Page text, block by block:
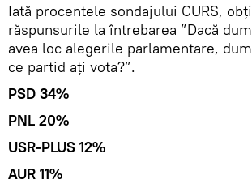
Iată procentele sondajului CURS,
răspunsurile la întrebarea ”Dacă
avea loc alegerile parlamentare,
ce partid ați vota?”.
PSD 34%
PNL 20%
USR-PLUS 12%
AUR 11%